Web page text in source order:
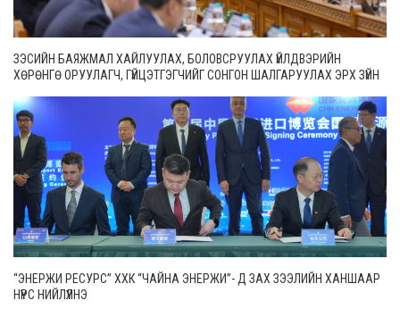
ЗЭСИЙН БАЯЖМАЛ ХАЙЛУУЛАХ, БОЛОВСРУУЛАХ ҮЙЛДВЭРИЙН
ХӨРӨНГӨ ОРУУЛАГЧ, ГҮЙЦЭТГЭГЧИЙГ СОНГОН ШАЛГАРУУЛАХ ЭРХ ЗҮЙН
“ЭНЕРЖИ РЕСУРС” ХХК “ЧАЙНА ЭНЕРЖИ”- Д ЗАХ ЗЭЭЛИЙН ХАНШААР
НҮҮРС НИЙЛҮҮЛНЭ